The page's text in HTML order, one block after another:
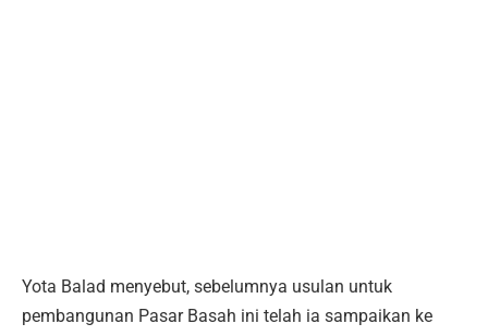
Yota Balad menyebut, sebelumnya usulan untuk
pembangunan Pasar Basah ini telah ia sampaikan ke